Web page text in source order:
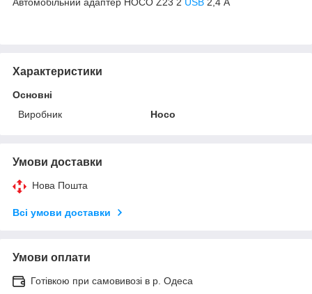
Характеристики
Основні
Виробник
Hoco
Умови доставки
Нова Пошта
Всі умови доставки
Умови оплати
Готівкою при самовивозі в р. Одеса